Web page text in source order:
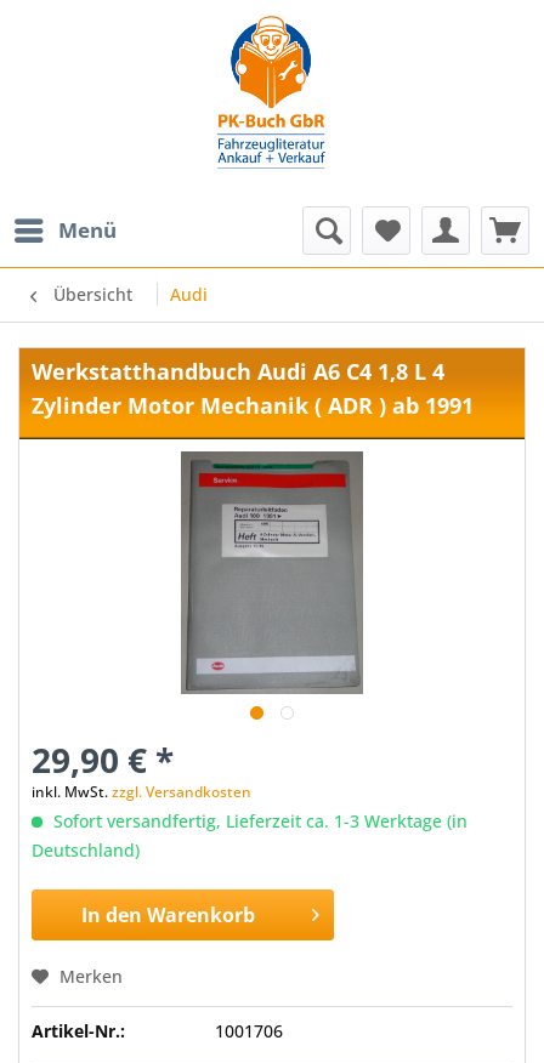
Menü
Übersicht Audi
Werkstatthandbuch Audi A6 C4 1,8 L 4
Zylinder Motor Mechanik ( ADR ) ab 1991
29,90 € *
inkl. MwSt.zzgl. Versandkosten
Sofort versandfertig, Lieferzeit ca. 1-3 Werktage (in
Deutschland)
In den Warenkorb
Merken
Artikel-Nr.: 1001706